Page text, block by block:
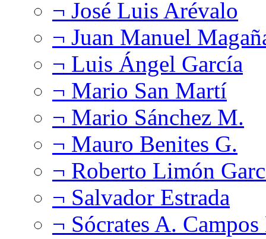
¬ José Luis Arévalo
¬ Juan Manuel
¬ Luis Ángel García
¬ Mario San Martí
¬ Mario Sánchez M.
¬ Mauro Benites G.
¬ Roberto Limón
¬ Salvador Estrada
¬ Sócrates A.